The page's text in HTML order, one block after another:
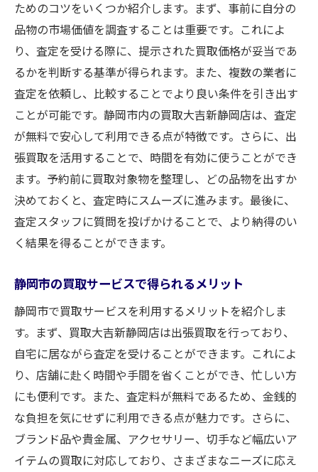
ためのコツをいくつか紹介します。まず、事前に自分の
品物の市場価値を調査することは重要です。これによ
り、査定を受ける際に、提示された買取価格が妥当であ
るかを判断する基準が得られます。また、複数の業者に
査定を依頼し、比較することでより良い条件を引き出す
ことが可能です。静岡市内の買取大吉新静岡店は、査定
が無料で安心して利用できる点が特徴です。さらに、出
張買取を活用することで、時間を有効に使うことができ
ます。予約前に買取対象物を整理し、どの品物を出すか
決めておくと、査定時にスムーズに進みます。最後に、
査定スタッフに質問を投げかけることで、より納得のい
く結果を得ることができます。
静岡市の買取サービスで得られるメリット
静岡市で買取サービスを利用するメリットを紹介しま
す。まず、買取大吉新静岡店は出張買取を行っており、
自宅に居ながら査定を受けることができます。これによ
り、店舗に赴く時間や手間を省くことができ、忙しい方
にも便利です。また、査定料が無料であるため、金銭的
な負担を気にせずに利用できる点が魅力です。さらに、
ブランド品や貴金属、アクセサリー、切手など幅広いア
イテムの買取に対応しており、さまざまなニーズに応え